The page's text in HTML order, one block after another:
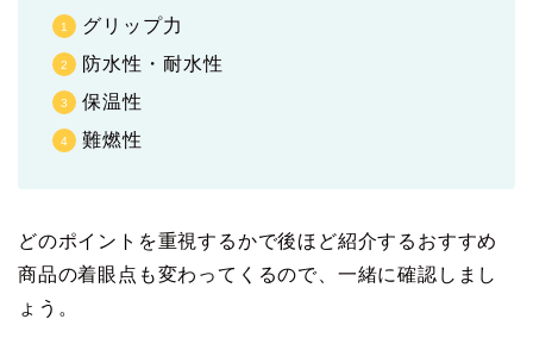
グリップ力
防水性・耐水性
保温性
難燃性
どのポイントを重視するかで後ほど紹介するおすすめ
商品の着眼点も変わってくるので、一緒に確認しまし
ょう。